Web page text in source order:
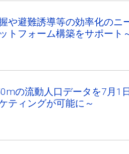
や避難誘導等の効率化のニ
トフォーム構築をサポート
の流動人口データを7月1
ティングが可能に～